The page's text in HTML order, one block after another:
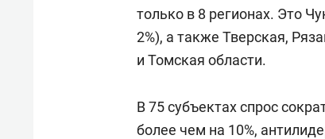
только в 8 регионах. Это
2%), а также Тверская,
и Томская области.
В 75 субъектах спрос
более чем на 10%,